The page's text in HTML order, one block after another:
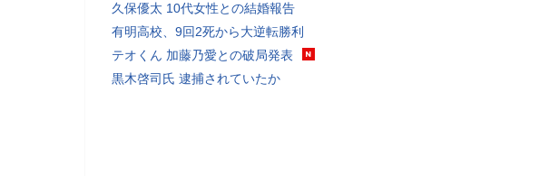
久保優太 10代女性との結婚報告
有明高校、9回2死から大逆転勝利
テオくん 加藤乃愛との破局発表
黒木啓司氏 逮捕されていたか